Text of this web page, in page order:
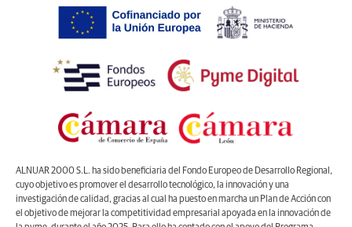
ALNUAR 2000 S.L. ha sido beneficiaria del Fondo Europeo de Desarrollo Regional,
cuyo objetivo es promover el desarrollo tecnológico, la innovación y una
investigación de calidad, gracias al cual ha puesto en marcha un Plan de Acción con
el objetivo de mejorar la competitividad empresarial apoyada en la innovación de